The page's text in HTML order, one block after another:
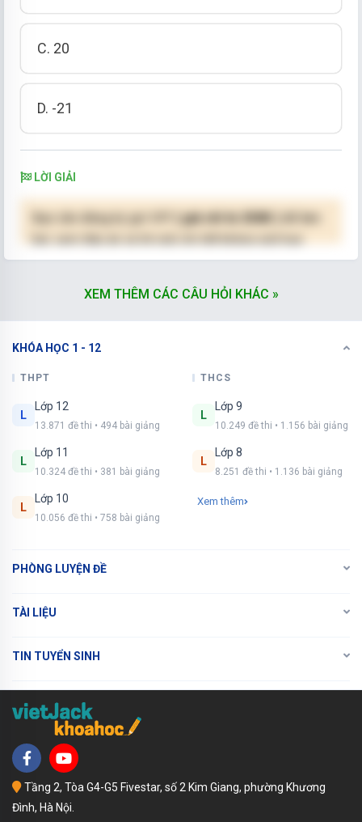
C. 20
D. -21
LỜI GIẢI
( giá chỉ từ 250K )
XEM THÊM CÁC CÂU HỎI KHÁC »
KHÓA HỌC 1 - 12
THPT
L
Lớp 12
13.871 đề thi • 494 bài giảng
L
Lớp 11
10.324 đề thi • 381 bài giảng
L
Lớp 10
10.056 đề thi • 758 bài giảng
THCS
L
Lớp 9
10.249 đề thi • 1.156 bài giảng
L
Lớp 8
8.251 đề thi • 1.136 bài giảng
Xem thêm
PHÒNG LUYỆN ĐỀ
TÀI LIỆU
TIN TUYỂN SINH
Tầng 2, Tòa G4-G5 Fivestar, số 2 Kim Giang, phường Khương
Đình, Hà Nội.